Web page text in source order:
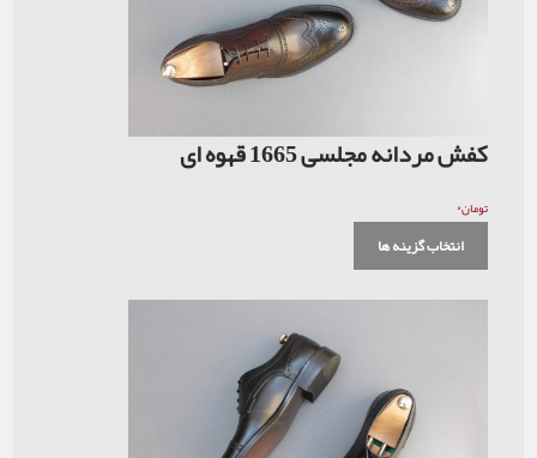
کفش مردانه مجلسی 1665 قهوه ای
تومان۰
انتخاب گزینه ها